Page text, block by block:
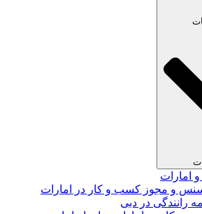
امارات
و مجوز کسب‌ و کار در امارات
رانندگی در دبی